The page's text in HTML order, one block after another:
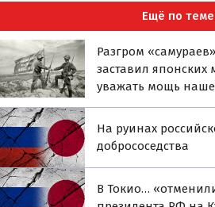
Ещё по теме
Разгром
заставил японских
уважать мощь
На руинах
добрососедства
В Токио…